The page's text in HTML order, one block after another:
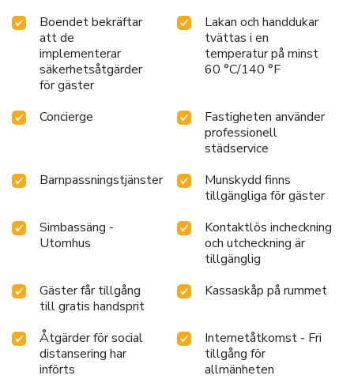
Boendet bekräftar
att de
implementerar
säkerhetsåtgärder
för gäster
Lakan och handdukar
tvättas i en
temperatur på minst
60 °C/140 °F
Concierge
Fastigheten använder
professionell
städservice
Barnpassningstjänster
Munskydd finns
tillgängliga för gäster
Simbassäng -
Utomhus
Kontaktlös incheckning
och utcheckning är
tillgänglig
Gäster får tillgång
till gratis handsprit
Kassaskåp på rummet
Åtgärder för social
distansering har
införts
Internetåtkomst - Fri
tillgång för
allmänheten